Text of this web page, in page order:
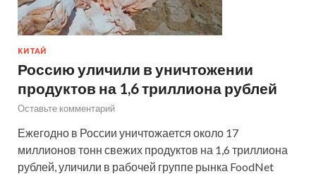
КИТАЙ
Россию уличили в уничтожении
продуктов на 1,6 триллиона рублей
Оставьте комментарий
Ежегодно в России уничтожается около 17
миллионов тонн свежих продуктов на 1,6 триллиона
рублей, уличили в рабочей группе рынка FoodNet